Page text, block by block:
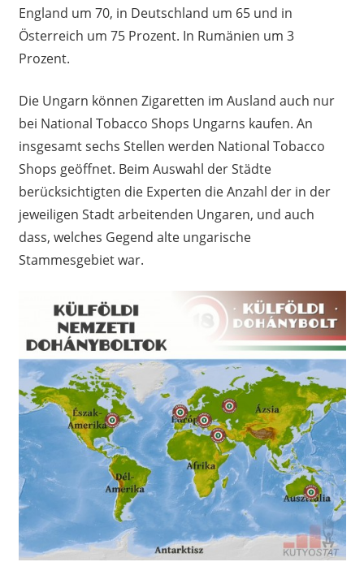
England um 70, in Deutschland um 65 und in
Österreich um 75 Prozent. In Rumänien um 3
Prozent.
Die Ungarn können Zigaretten im Ausland auch nur
bei National Tobacco Shops Ungarns kaufen. An
insgesamt sechs Stellen werden National Tobacco
Shops geöffnet. Beim Auswahl der Städte
berücksichtigten die Experten die Anzahl der in der
jeweiligen Stadt arbeitenden Ungaren, und auch
dass, welches Gegend alte ungarische
Stammesgebiet war.